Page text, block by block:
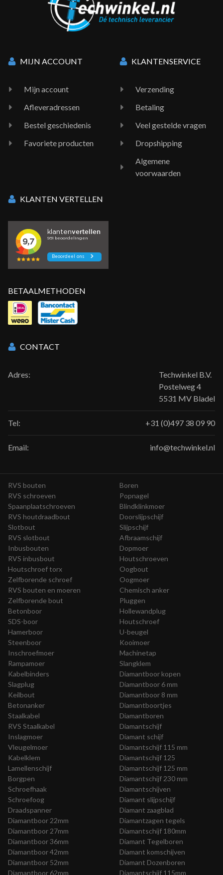
MIJN ACCOUNT
Mijn account
Afleveradressen
Bestel geschiedenis
Favoriete producten
KLANTENSERVICE
Verzending
Betaling
Veel gestelde vragen
Dropshipping
Algemene
voorwaarden
KLANTEN VERTELLEN
BETAALMETHODEN
CONTACT
Adres:
Techwinkel B.V.
Postelweg 4
5531 MV Bladel
Tel: +31 (0)497 38 09 90
Email: info@techwinkel.nl
RVS bouten
RVS schroeven
Spaanplaatschroeven
RVS houtdraadbout
Slotbout
RVS slotbout
Inbusbouten
RVS inbusbout
Houtschroef torx
Zelfborende schroef
RVS bouten en moeren
Zelfborende bout
Betonboor
SDS-boor
Hamerboor
Steenboor
Boren
Popnagel
Blindklinkmoer
Doorslijpschijf
Slijpschijf
Afbraamschijf
Dopmoer
Houtschroeven
Oogbout
Oogmoer
Chemisch anker
Pluggen
Hollewandplug
Houtschroef
U-beugel
Kooimoer
Inschroefmoer
Rampamoer
Kabelbinders
Slagplug
Keilbout
Betonanker
Staalkabel
RVS Staalkabel
Inslagmoer
Vleugelmoer
Kabelklem
Lamellenschijf
Borgpen
Schroefhaak
Schroefoog
Draadspanner
Machinetap
Slangklem
Diamantboor kopen
Diamantboor 6 mm
Diamantboor 8 mm
Diamantboortjes
Diamantboren
Diamantschijf
Diamant schijf
Diamantschijf 115 mm
Diamantschijf 125
Diamantschijf 125 mm
Diamantschijf 230 mm
Diamantschijven
Diamant slijpschijf
Diamant zaagblad
Diamantboor 22mm
Diamantboor 27mm
Diamantboor 36mm
Diamantboor 42mm
Diamantboor 52mm
Diamantboor 62mm
Diamantzagen tegels
Diamantschijf 180mm
Diamant Tegelboren
Diamant komschijven
Diamant Dozenboren
Diamantschijf 115mm